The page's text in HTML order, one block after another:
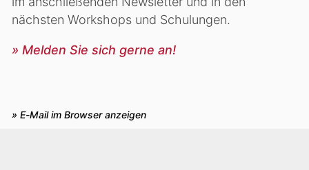
nächsten Workshops und Schulungen.
» Melden Sie sich gerne an!
» E-Mail im Browser anzeigen